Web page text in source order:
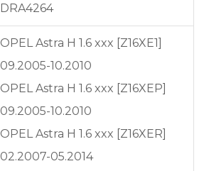
DRA4264
OPEL Astra H 1.6 xxx [Z16XE1]
09.2005-10.2010
OPEL Astra H 1.6 xxx [Z16XEP]
09.2005-10.2010
OPEL Astra H 1.6 xxx [Z16XER]
02.2007-05.2014